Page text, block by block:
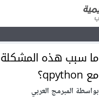
مع qpython؟
بواسطة المبرمج العربي